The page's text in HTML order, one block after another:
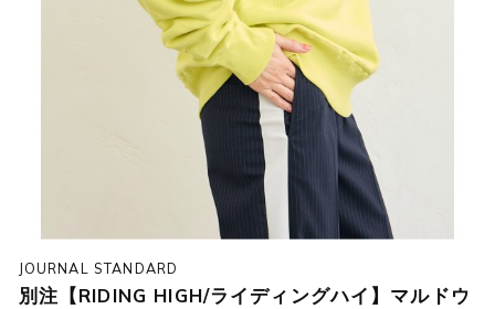
JOURNAL STANDARD
別注【RIDING HIGH/ライディングハイ】マルドウ